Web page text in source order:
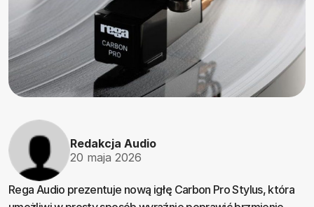
Redakcja Audio
20 maja 2026
Rega Audio prezentuje nową igłę Carbon Pro Stylus, która